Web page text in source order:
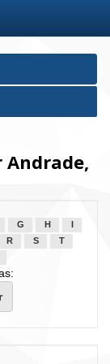
Andrade,
G H
R S
T